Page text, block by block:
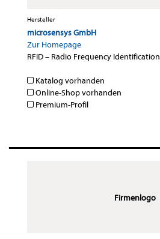
Hersteller
microsensys GmbH
Zur Homepage
RFID – Radio Frequency Identification
Katalog vorhanden
Online-Shop vorhanden
Premium-Profil
Firmenlogo